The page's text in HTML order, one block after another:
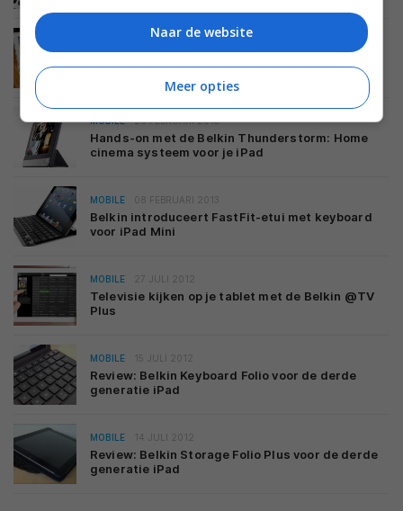
MOBILE 26 FEBRUARI 2013
Hands-on met de Belkin Thunderstorm: Home
cinema systeem voor je iPad
MOBILE 08 FEBRUARI 2013
Belkin introduceert FastFit-etui met keyboard
voor iPad Mini
MOBILE 27 JULI 2012
Televisie kijken op je tablet met de Belkin @TV
Plus
MOBILE 15 JULI 2012
Review: Belkin Keyboard Folio voor de derde
generatie iPad
MOBILE 14 JULI 2012
Review: Belkin Storage Folio Plus voor de derde
generatie iPad
Naar de website
Meer opties